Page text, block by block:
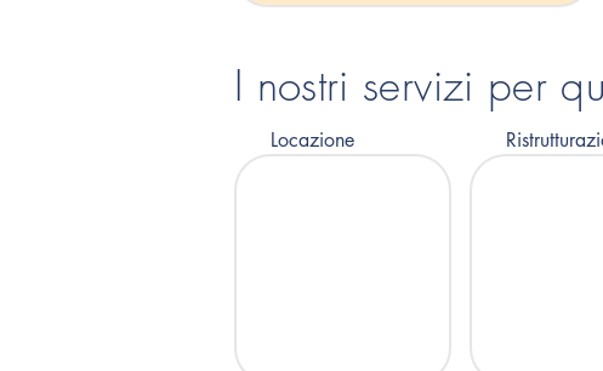
I nostri servizi per
Locazione